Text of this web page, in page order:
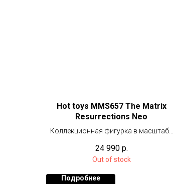
Hot toys MMS657 The Matrix
Resurrections Neo
Коллекционная фигурка в масштабе
24 990 р.
Out of stock
Подробнее